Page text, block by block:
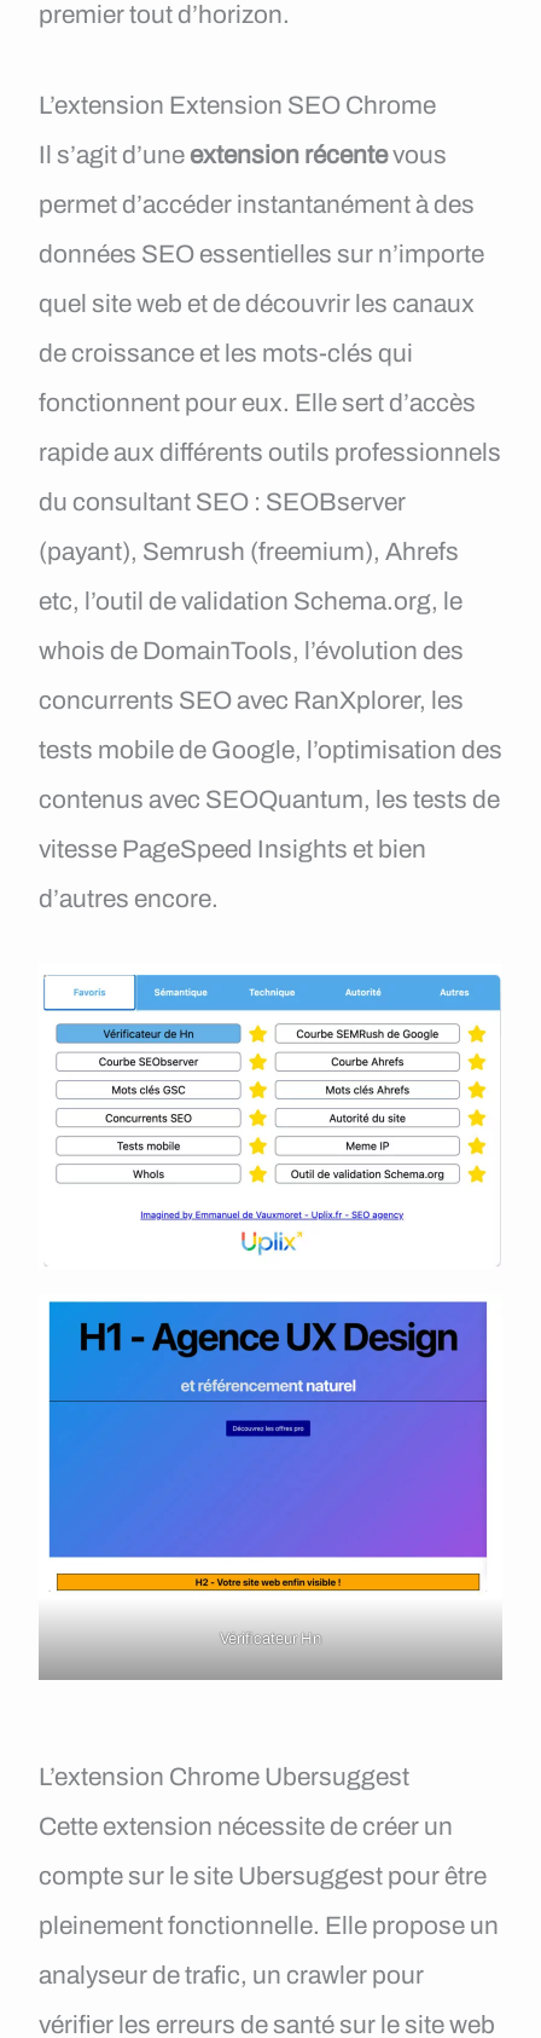
premier tout d’horizon.
L’extension Extension SEO Chrome
Il s’agit d’une extension récentevous
permet d’accéder instantanément à des
données SEO essentielles sur n’importe
quel site web et de découvrir les canaux
de croissance et les mots-clés qui
fonctionnent pour eux. Elle sert d’accès
rapide aux différents outils professionnels
du consultant SEO : SEOBserver
(payant), Semrush (freemium), Ahrefs
etc, l’outil de validation Schema.org, le
whois de DomainTools, l’évolution des
concurrents SEO avec RanXplorer, les
tests mobile de Google, l’optimisation des
contenus avec SEOQuantum, les tests de
vitesse PageSpeed Insights et bien
d’autres encore.
Vérificateur Hn
L’extension Chrome Ubersuggest
Cette extension nécessite de créer un
compte sur le site Ubersuggest pour être
pleinement fonctionnelle. Elle propose un
analyseur de trafic, un crawler pour
vérifier les erreurs de santé sur le site web